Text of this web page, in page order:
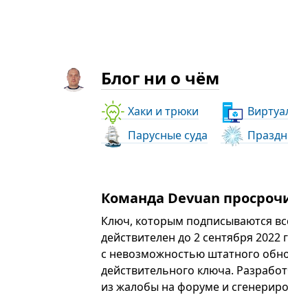
Блог ни о чём
Хаки и трюки
Парусные суда
Команда Devuan
Ключ, которым подписываются
действителен до 2 сентября 2022
с невозможностью штатного
действительного ключа.
из жалобы на форуме и